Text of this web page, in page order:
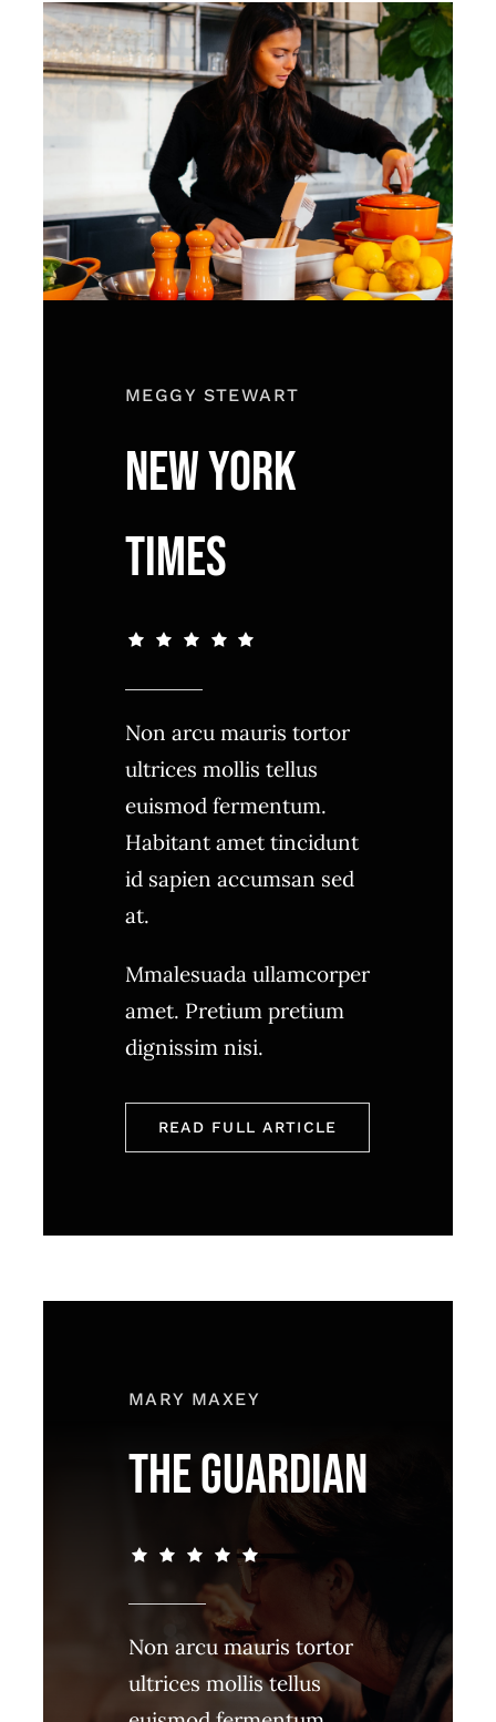
MEGGY STEWART
NEW YORK
TIMES
Non arcu mauris tortor
ultrices mollis tellus
euismod fermentum.
Habitant amet tincidunt
id sapien accumsan sed
at.
Mmalesuada ullamcorper
amet. Pretium pretium
dignissim nisi.
READ FULL ARTICLE
MARY MAXEY
THE GUARDIAN
Non arcu mauris tortor
ultrices mollis tellus